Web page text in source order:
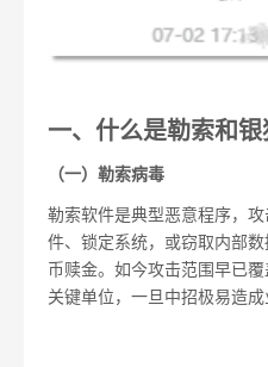
一、什么是勒索和银
（一）勒索病毒
勒索软件是典型恶意程序，
件、锁定系统，或窃取内部
币赎金。如今攻击范围早已
关键单位，一旦中招极易造成